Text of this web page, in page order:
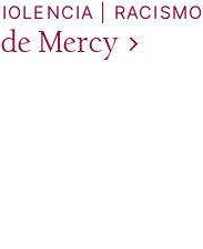
RACISMO
Mercy